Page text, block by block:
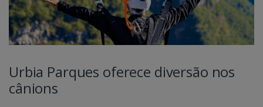
Urbia Parques oferece diversão nos
cânions